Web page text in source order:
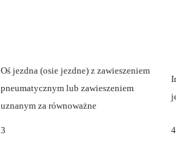
Oś jezdna (osie jezdne) z zawieszeniem
pneumatycznym lub zawieszeniem
uznanym za równoważne
3 4